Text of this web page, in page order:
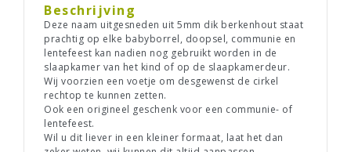
Beschrijving
Deze naam uitgesneden uit 5mm dik berkenhout staat
prachtig op elke babyborrel, doopsel, communie en
lentefeest kan nadien nog gebruikt worden in de
slaapkamer van het kind of op de slaapkamerdeur.
Wij voorzien een voetje om desgewenst de cirkel
rechtop te kunnen zetten.
Ook een origineel geschenk voor een communie- of
lentefeest.
Wil u dit liever in een kleiner formaat, laat het dan